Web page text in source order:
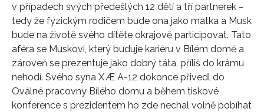
INFORMACE
REDAKCE
v případech svých předešlých 12 dětí a tří partnerek –
tedy že fyzickým rodičem bude ona jako matka a Musk
bude na životě svého dítěte okrajově participovat. Tato
aféra se Muskovi, který buduje kariéru v Bílém domě a
zároveň se prezentuje jako dobrý táta, příliš do krámu
nehodí. Svého syna X Æ A-12 dokonce přivedl do
Oválné pracovny Bílého domu a během tiskové
konference s prezidentem ho zde nechal volně pobíhat